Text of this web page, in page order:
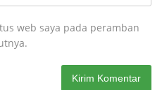
web saya pada peramban